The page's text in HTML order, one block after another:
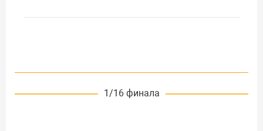
1/16 финала